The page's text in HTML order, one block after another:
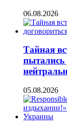
06.08.2026
Тайная
пытались
05.08.2026